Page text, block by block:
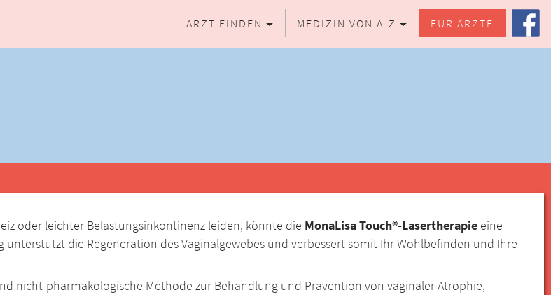
ARZT FINDEN MEDIZIN VON A-Z FÜR ÄRZTE
oder leichter Belastungsinkontinenz leiden, könnte die MonaLisa Touch®-Lasertherapie eine
die Regeneration des Vaginalgewebes und verbessert somit Ihr Wohlbefinden und Ihre
nicht-pharmakologische Methode zur Behandlung und Prävention von vaginaler Atrophie,